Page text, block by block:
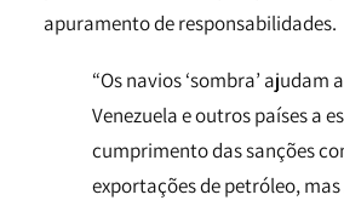
apuramento de responsabilidades.
“Os navios ‘sombra’ ajudam
Venezuela e outros países a
cumprimento das sanções
exportações de petróleo,